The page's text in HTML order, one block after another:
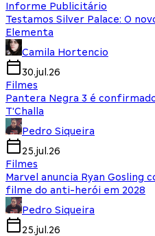
Informe Publicitário
Testamos Silver Palace: O
Elementa
Camila Hortencio
30.jul.26
Filmes
Pantera Negra 3 é
T'Challa
Pedro Siqueira
25.jul.26
Filmes
Marvel anuncia Ryan Gosling
filme do anti-herói em 2028
Pedro Siqueira
25.jul.26